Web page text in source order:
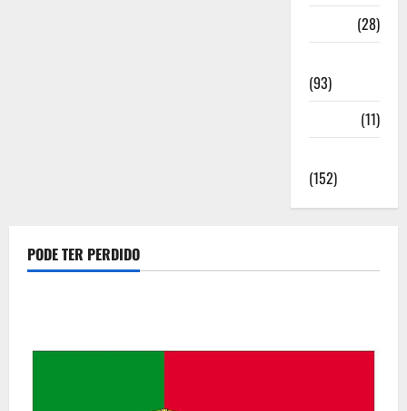
(28)
(93)
(11)
(152)
PODE TER PERDIDO